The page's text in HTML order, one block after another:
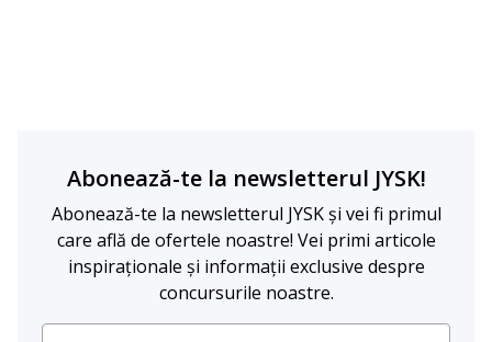
Abonează-te la newsletterul JYSK!
Abonează-te la newsletterul JYSK și vei fi primul
care află de ofertele noastre! Vei primi articole
inspiraționale și informații exclusive despre
concursurile noastre.